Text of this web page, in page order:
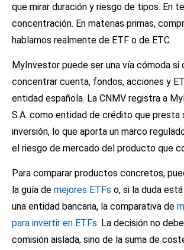
que mirar duración y riesgo de tipos. En
concentración. En materias primas,
hablamos realmente de ETF o de ETC.
MyInvestor puede ser una vía cómoda si
concentrar cuenta, fondos, acciones y
entidad española. La CNMV registra a
S.A. como entidad de crédito que presta
inversión, lo que aporta un marco
el riesgo de mercado del producto que
Para comparar productos concretos,
la guía de mejores ETFs o, si la duda
una entidad bancaria, la comparativa de
para invertir en ETFs. La decisión no
comisión aislada, sino de la suma de